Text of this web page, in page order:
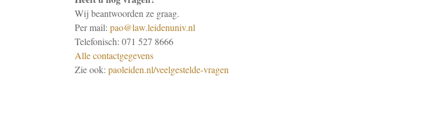
Wij beantwoorden ze graag.
Per mail: pao@law.leidenuniv.nl
Telefonisch: 071 527 8666
Alle contactgegevens
Zie ook: paoleiden.nl/veelgestelde-vragen